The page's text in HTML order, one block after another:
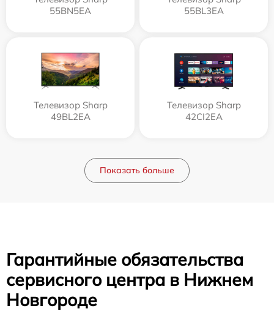
55BN5EA
55BL3EA
Телевизор Sharp
49BL2EA
Телевизор Sharp
42CI2EA
Показать больше
Гарантийные обязательства
сервисного центра в Нижнем
Новгороде